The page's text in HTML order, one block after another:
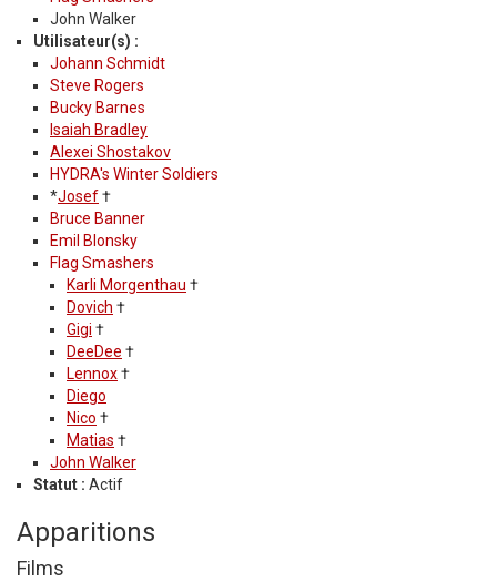
John Walker
Utilisateur(s) :
Johann Schmidt
Steve Rogers
Bucky Barnes
Isaiah Bradley
Alexei Shostakov
HYDRA's Winter Soldiers
*Josef†
Bruce Banner
Emil Blonsky
Flag Smashers
Karli Morgenthau †
Dovich †
Gigi †
DeeDee †
Lennox†
Diego
Nico †
Matias †
John Walker
Statut : Actif
Apparitions
Films